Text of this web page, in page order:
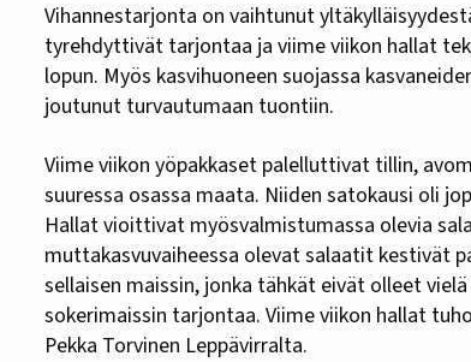
Vihannestarjonta on vaihtunut yltäkylläisyydestä niukkuuteen. Elokuun viileät säät ja sateet
tyrehdyttivät tarjontaa ja viime viikon hallat
lopun. Myös kasvihuoneen suojassa
joutunut turvautumaan tuontiin.
Viime viikon yöpakkaset palelluttivat tillin,
suuressa osassa maata. Niiden satokausi oli
Hallat vioittivat myösvalmistumassa olevia
muttakasvuvaiheessa olevat salaatit kestivät
sellaisen maissin, jonka tähkät eivät olleet
sokerimaissin tarjontaa. Viime viikon hallat
Pekka Torvinen Leppävirralta.